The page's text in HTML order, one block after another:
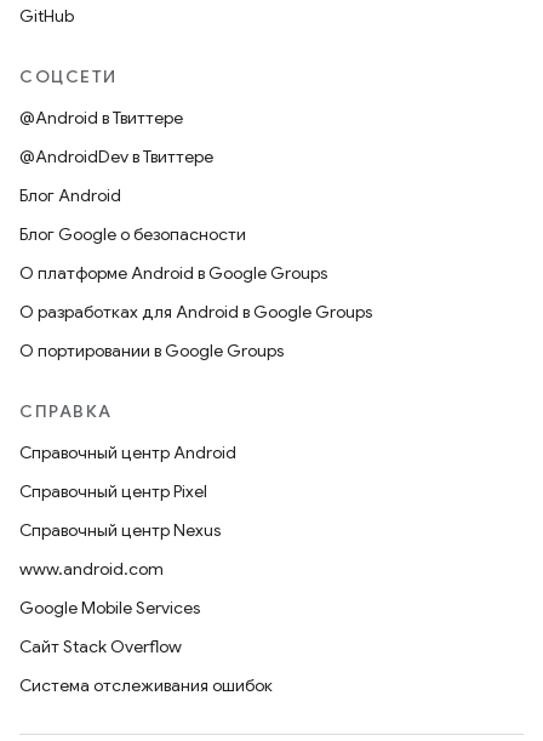
GitHub
СОЦСЕТИ
@Android в Твиттере
@AndroidDev в Твиттере
Блог Android
Блог Google о безопасности
О платформе Android в Google Groups
О разработках для Android в Google Groups
О портировании в Google Groups
СПРАВКА
Справочный центр Android
Справочный центр Pixel
Справочный центр Nexus
www.android.com
Google Mobile Services
Сайт Stack Overflow
Система отслеживания ошибок